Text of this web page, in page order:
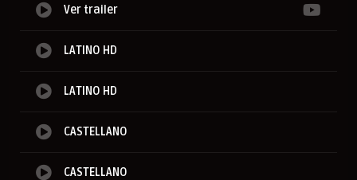
Ver trailer
LATINO HD
LATINO HD
CASTELLANO
CASTELLANO